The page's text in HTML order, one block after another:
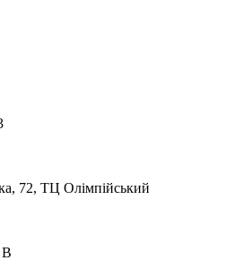
72, ТЦ Олімпійський
В